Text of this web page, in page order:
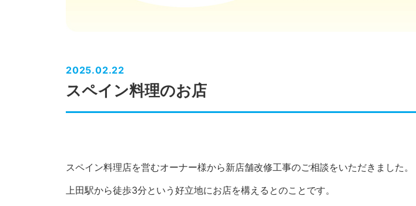
2025.02.22
スペイン料理のお店
スペイン料理店を営むオーナー様から新店舗改修工事のご相談をいただきました。
上田駅から徒歩3分という好立地にお店を構えるとのことです。